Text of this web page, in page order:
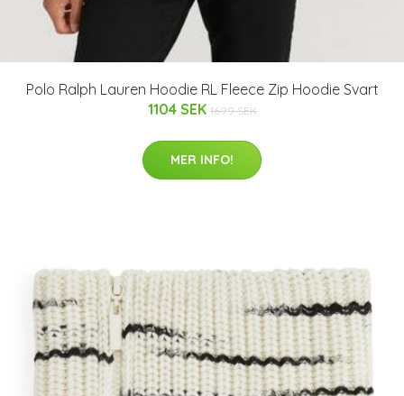
Polo Ralph Lauren Hoodie RL Fleece Zip Hoodie Svart
1104 SEK 1699 SEK
MER INFO!